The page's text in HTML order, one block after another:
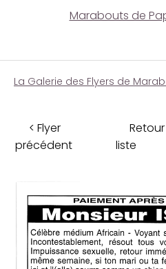
Marabouts de
La Galerie des Flyers de
< Flyer
précédent
liste